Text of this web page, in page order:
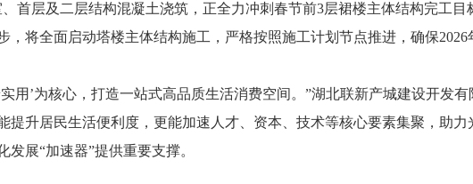
层及二层结构混凝土浇筑，正全力冲刺春节前3层裙楼主体结构完工目
，将全面启动塔楼主体结构施工，严格按照施工计划节点推进，确保
’为核心，打造一站式高品质生活消费空间。”湖北联新产城建设开发
提升居民生活便利度，更能加速人才、资本、技术等核心要素集聚，助
展“加速器”提供重要支撑。